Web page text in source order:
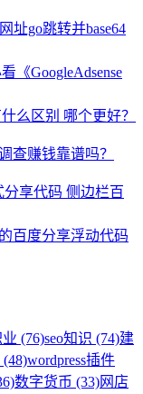
址go跳转并base64
《GoogleAdsense
么区别 哪个更好？
查赚钱靠谱吗？
分享代码 侧边栏百
百度分享浮动代码
(76)seo知识 (74)建
wordpress插件
数字货币 (33)网店